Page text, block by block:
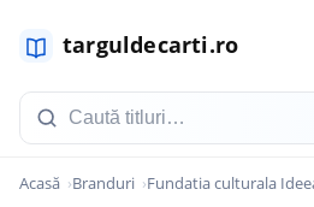
Acasă Branduri Fundatia culturala